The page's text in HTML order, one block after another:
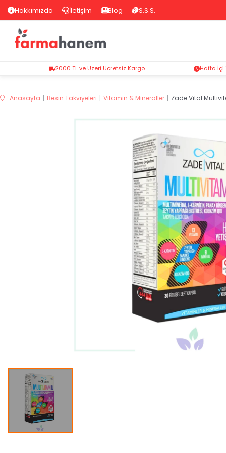
Hakkımızda İletişim Blog S.S.S.
2000 TL ve Üzeri Ücretsiz Kargo Hafta İçi
Anasayfa Besin Takviyeleri Vitamin & Mineraller Zade Vital